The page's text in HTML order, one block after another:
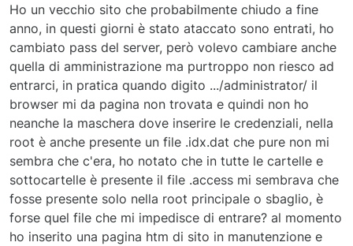
Ho un vecchio sito che probabilmente chiudo a fine
anno, in questi giorni è stato ataccato sono entrati, ho
cambiato pass del server, però volevo cambiare anche
quella di amministrazione ma purtroppo non riesco ad
entrarci, in pratica quando digito .../administrator/ il
browser mi da pagina non trovata e quindi non ho
neanche la maschera dove inserire le credenziali, nella
root è anche presente un file .idx.dat che pure non mi
sembra che c'era, ho notato che in tutte le cartelle e
sottocartelle è presente il file .access mi sembrava che
fosse presente solo nella root principale o sbaglio, è
forse quel file che mi impedisce di entrare? al momento
ho inserito una pagina htm di sito in manutenzione e